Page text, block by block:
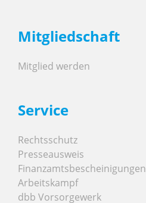
Mitgliedschaft
Mitglied werden
Service
Rechtsschutz
Presseausweis
Finanzamtsbescheinigungen
Arbeitskampf
dbb Vorsorgewerk